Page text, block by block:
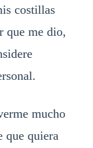
costillas
que me dio,
mucho
que quiera